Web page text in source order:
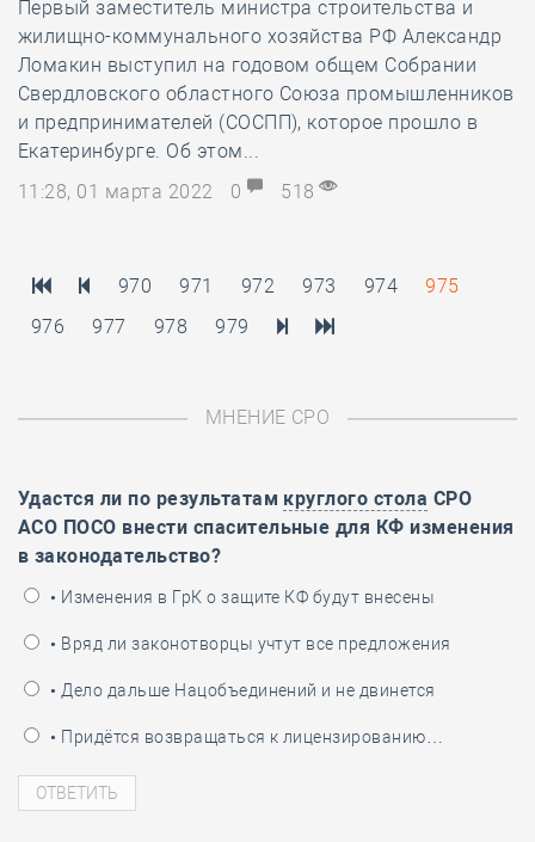
Первый заместитель министра строительства и
жилищно-коммунального хозяйства РФ Александр
Ломакин выступил на годовом общем Собрании
Свердловского областного Союза промышленников
и предпринимателей (СОСПП), которое прошло в
Екатеринбурге. Об этом...
11:28, 01 марта 2022
0 518
970 971 972 973 974
975
976
977 978 979
МНЕНИЕ СРО
Удастся ли по результатам круглого стола СРО
АСО ПОСО внести спасительные для КФ изменения
в законодательство?
• Изменения в ГрК о защите КФ будут внесены
• Вряд ли законотворцы учтут все предложения
• Дело дальше Нацобъединений и не двинется
• Придётся возвращаться к лицензированию…